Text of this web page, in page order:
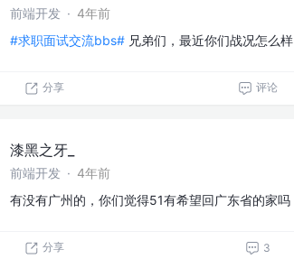
前端开发 · 4年前
#求职面试交流bbs# 兄弟们，最近你们战况怎么样
分享 评论
漆黑之牙_
前端开发 · 4年前
有没有广州的，你们觉得51有希望回广东省的家吗
分享 3